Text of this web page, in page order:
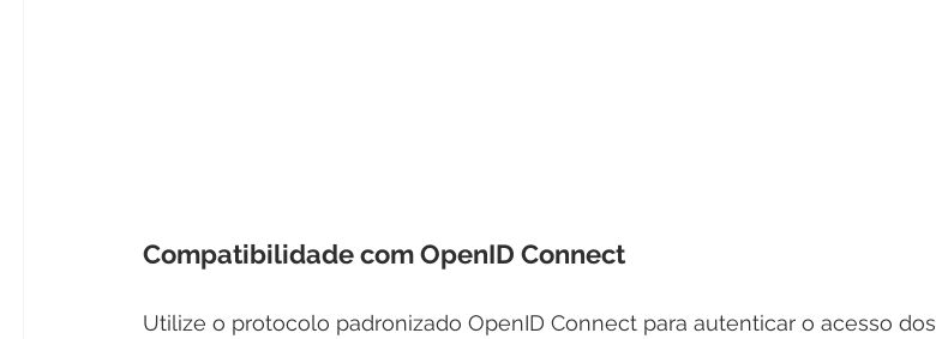
Compatibilidade com OpenID Connect
Utilize o protocolo padronizado OpenID Connect para autenticar o acesso dos